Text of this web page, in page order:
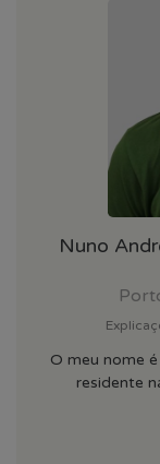
Nuno
O meu nome
residente